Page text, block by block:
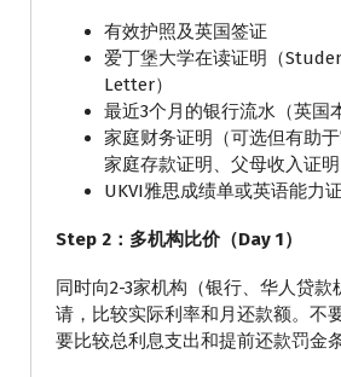
有效护照及英国签证
爱丁堡大学在读证明（
Letter）
最近3个月的银行流水（英国
家庭财务证明（可选但有助于
家庭存款证明、父母收入证明
UKVI雅思成绩单或英语能力
Step 2：多机构比价（Day 1）
同时向2-3家机构（银行、华人贷款
请，比较实际利率和月还款额。不
要比较总利息支出和提前还款罚金条